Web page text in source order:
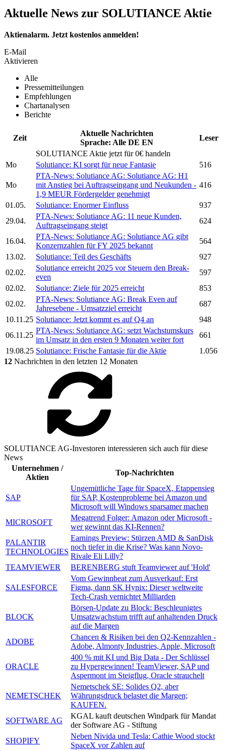
Aktuelle News zur SOLUTIANCE Aktie
Aktienalarm. Jetzt kostenlos anmelden!
E-Mail
Aktivieren
Alle
Pressemitteilungen
Empfehlungen
Chartanalysen
Berichte
Zeit
Aktuelle Nachrichten
Sprache: Alle DE EN
Leser
SOLUTIANCE Aktie jetzt für 0€ handeln
Mo
Solutiance: KI sorgt für neue Fantasie 516
Mo
PTA-News: Solutiance AG: Solutiance AG: H1
mit Anstieg bei Auftragseingang und Neukunden -
1,9 MEUR Fördergelder genehmigt
416
01.05. Solutiance: Enormer Einfluss
937
29.04.
PTA-News: Solutiance AG: 11 neue Kunden,
Auftragseingang steigt
624
16.04.
PTA-News: Solutiance AG: Solutiance AG gibt
Konzernzahlen für FY 2025 bekannt
564
13.02.
Solutiance: Teil des Geschäfts
927
02.02.
Solutiance erreicht 2025 vor Steuern den Break-
even
597
02.02.
Solutiance: Ziele für 2025 erreicht
853
02.02.
PTA-News: Solutiance AG: Break Even auf
Jahresebene - Umsatzziel erreicht
687
10.11.25 Solutiance: Jetzt kommt es auf Q4 an
948
06.11.25
PTA-News: Solutiance AG: setzt Wachstumskurs
im Umsatz in den ersten 9 Monaten weiter fort
661
19.08.25 Solutiance: Frische Fantasie für die Aktie
1.056
12 Nachrichten in den letzten 12 Monaten
SOLUTIANCE AG-Investoren interessieren sich auch für diese
News
Unternehmen /
Aktien
Top-Nachrichten
SAP
Ungemütliche Tage für SpaceX, Etappensieg
für SAP, Kostenprobleme bei Amazon und
Microsoft will Windows sparsamer machen
MICROSOFT
Megatrend Folger: Amazon oder Microsoft -
wer gewinnt das KI-Rennen?
PALANTIR
TECHNOLOGIES
Earnings Preview: Stürzen AMD & SanDisk
noch tiefer in die Krise? Was kann Novo-
Rivale Eli Lilly?
TEAMVIEWER
BERENBERG stuft Teamviewer auf 'Hold'
SALESFORCE
Vom Gewinnbeat zum Ausverkauf: Erst
Figma, dann SK Hynix: Dieser weltweite
Tech-Crash vernichtet Milliarden
BLOCK
Börsen-Update zu Block: Beschleunigtes
Umsatzwachstum trifft auf anhaltenden Druck
auf die Margen
ADOBE
Chancen & Risiken bei den Q2-Kennzahlen -
Adobe, Almonty Industries, Apple, Microsoft
ORACLE
400 % mit KI und Big Data - Der Schlüssel
zu Hypergewinnen! TeamViewer, SAP und
Aspermont im Steigflug, Oracle strauchelt
NEMETSCHEK
Nemetschek SE: Solides Q2, aber
Währungsdruck belastet die Margen;
KAUFEN.
SOFTWARE AG
KGAL kauft deutschen Windpark für Mandat
der Software AG - Stiftung
SHOPIFY
Neben Nivida und Tesla: Cathie Wood stockt
SpaceX vor Zahlen auf